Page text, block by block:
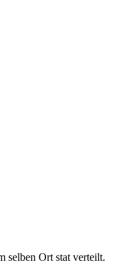
selben Ort stat verteilt.